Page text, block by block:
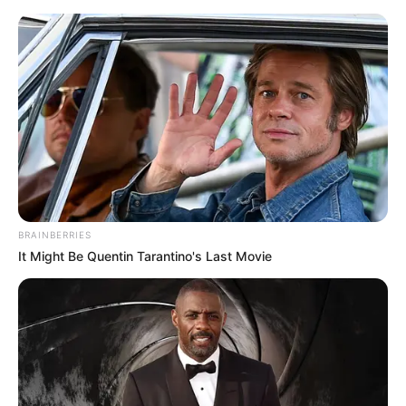
19 Pontos de Crochê Para Blusas
que Você Precisa Aprender
BRAINBERRIES
It Might Be Quentin Tarantino's Last Movie